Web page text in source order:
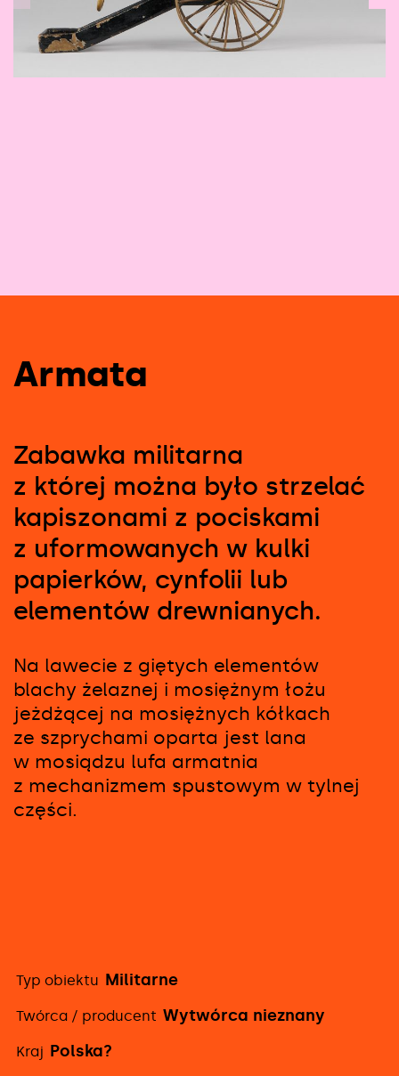
Armata
Zabawka militarna
z której można było strzelać
kapiszonami z pociskami
z uformowanych w kulki
papierków, cynfolii lub
elementów drewnianych.
Na lawecie z giętych elementów
blachy żelaznej i mosiężnym łożu
jeżdżącej na mosiężnych kółkach
ze szprychami oparta jest lana
w mosiądzu lufa armatnia
z mechanizmem spustowym w tylnej
części.
Szczegółowe
informacje
Typ obiektu Militarne
Twórca / producent Wytwórca nieznany
Kraj Polska?